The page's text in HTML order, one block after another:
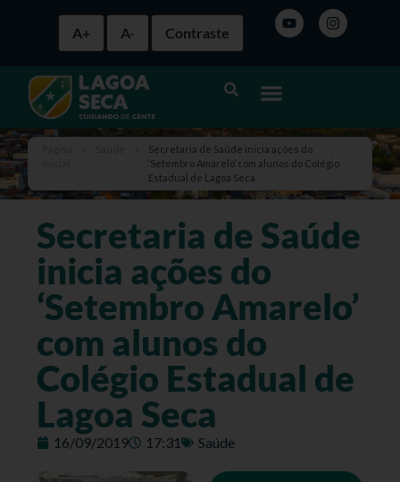
A+ A- Contraste
Secretaria de Saúde inicia ações do
‘Setembro Amarelo’ com alunos do Colégio
Estadual de Lagoa Seca
Secretaria de Saúde
inicia ações do
‘Setembro Amarelo’
com alunos do
Colégio Estadual de
Lagoa Seca
16/09/2019 17:31 Saúde